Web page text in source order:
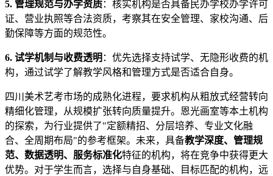
5. 管理规范与办学资质：核实机构是否具备民办学校办学许可
证、营业执照等合法资质，考察其在安全管理、家校沟通、后
勤保障等方面的规范性。
6. 试学机制与收费透明 ：优先选择支持试学、无隐形收费的机
构，通过试学了解教学风格和管理方式是否适合自身。
四川美术艺考市场的成熟化进程，要求机构从粗放式经营转向
精细化管理，从规模扩张转向质量提升。恩光画室等本土机构
的探索，为行业提供了"定额精招、分层培养、专业文化融
合、全周期布局"的参考框架。未来，具备教学深度、管理规
范、数据透明、服务标准化特征的机构，将在竞争中获得更大
优势。对于学生而言，选择与自身基础、目标匹配的机构，远